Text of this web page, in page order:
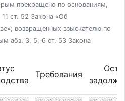
прекращено по основаниям,
ст. 52 Закона «Об
возвращенных взыскателю по
абз. 3, 5, 6 ст. 53 Закона
Требования